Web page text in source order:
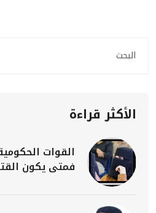
الأكثر قراءة
القوات
فمتى يكون